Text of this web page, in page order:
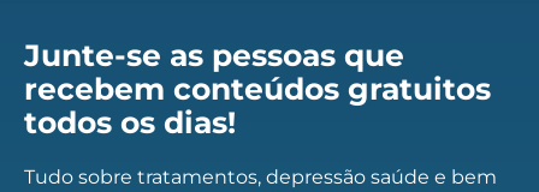
Junte-se as pessoas que
recebem conteúdos gratuitos
todos os dias!
Tudo sobre tratamentos, depressão saúde e bem